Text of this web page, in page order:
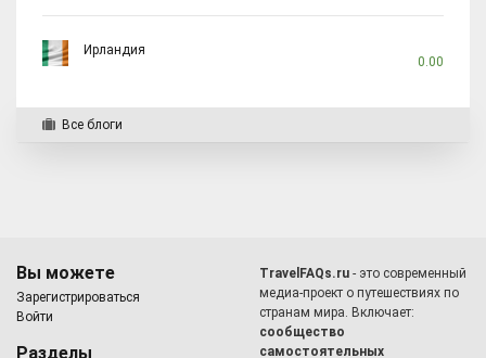
Ирландия
0.00
Все блоги
Вы можете
Зарегистрироваться
Войти
Разделы
TravelFAQs.ru - это современный
медиа-проект о путешествиях по
странам мира. Включает:
сообщество
самостоятельных